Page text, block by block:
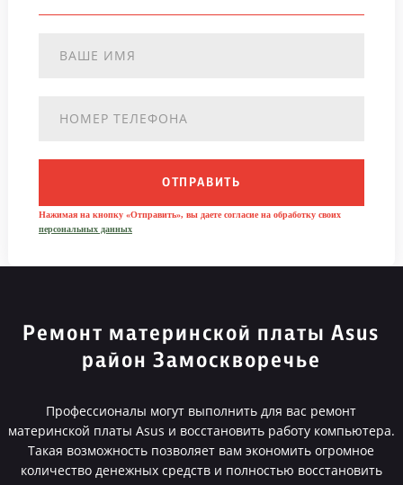
ОТПРАВИТЬ
Нажимая на кнопку «Отправить», вы даете согласие на обработку своих
персональных данных
Ремонт материнской платы Asus
район Замоскворечье
Профессионалы могут выполнить для вас ремонт
материнской платы Asus и восстановить работу компьютера.
Такая возможность позволяет вам экономить огромное
количество денежных средств и полностью восстановить